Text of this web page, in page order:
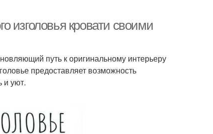
изголовья кровати своими
путь к оригинальному интерьеру
предоставляет возможность
и уют.